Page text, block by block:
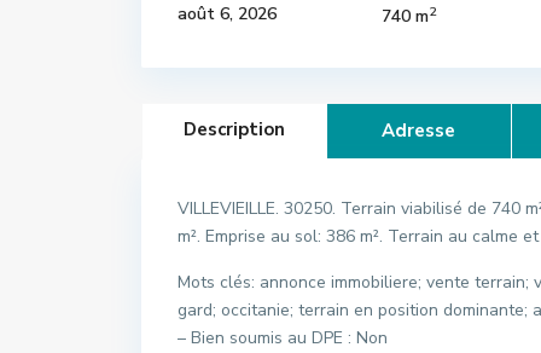
août 6, 2026
740 m2
Description Adresse
VILLEVIEILLE. 30250. Terrain viabilisé de 740
m². Emprise au sol: 386 m². Terrain au calme
Mots clés: annonce immobiliere; vente
gard; occitanie; terrain en position dominante;
– Bien soumis au DPE : Non